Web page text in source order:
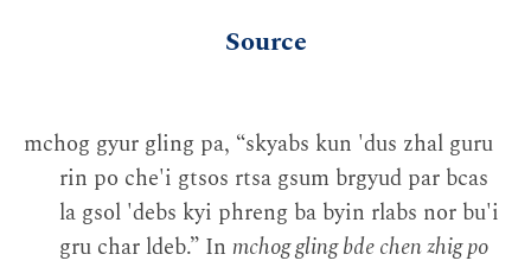
Source
mchog gyur gling pa, “skyabs kun 'dus zhal guru
rin po che'i gtsos rtsa gsum brgyud par bcas
la gsol 'debs kyi phreng ba byin rlabs nor bu'i
gru char ldeb.” In mchog gling bde chen zhig po